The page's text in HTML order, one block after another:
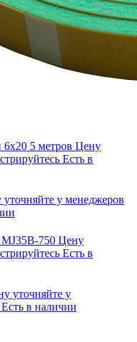
5 метров Цену
Есть в
у менеджеров
MJ35B-750 Цену
Есть в
уточняйте у
Есть в наличии